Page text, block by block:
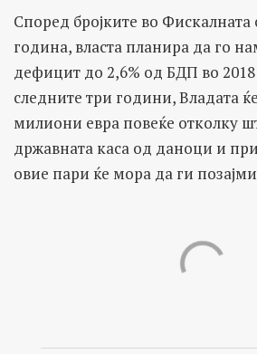
Според бројките во Фискалната
година, власта планира да го
дефицит до 2,6% од БДП во
следните три години, Владата
милиони евра повеќе отколку
државната каса од даноци и
овие пари ќе мора да ги